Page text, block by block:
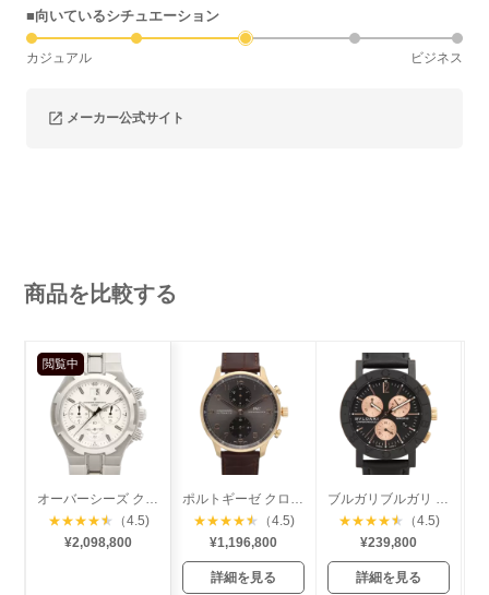
■向いているシチュエーション
カジュアル ビジネス
メーカー公式サイト
商品を比較する
閲覧中
★★★★★
（4.5)
¥2,098,800
★★★★★
（4.5)
¥1,196,800
詳細を見る
★★★★★
（4.5)
¥239,800
詳細を見る